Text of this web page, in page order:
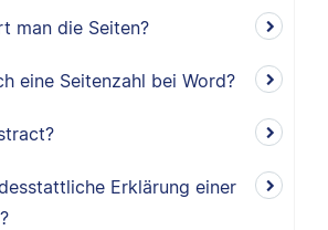
man die Seiten?
eine Seitenzahl bei Word?
Erklärung einer